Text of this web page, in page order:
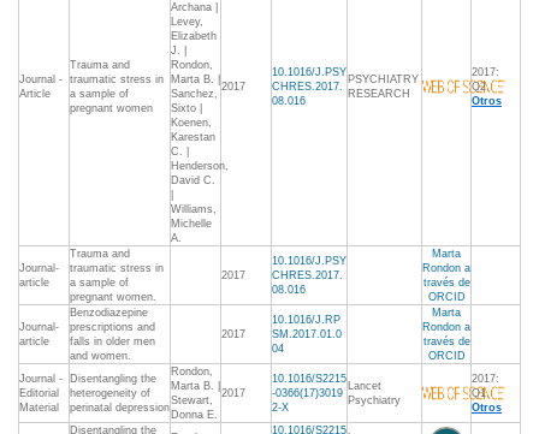
Journal -
Article
Trauma and
traumatic stress in
a sample of
pregnant women
Archana |
Levey,
Elizabeth
J. |
Rondon,
Marta B. |
Sanchez,
Sixto |
Koenen,
Karestan
C. |
Henderson,
David C.
Williams,
Michelle
A.
2017
10.1016/J.PSY
CHRES.2017.
08.016
PSYCHIATRY
RESEARCH
2017:
Q2,
Otros
Journal-
article
Trauma and
traumatic stress in
a sample of
pregnant women.
2017
10.1016/J.PSY
CHRES.2017.
08.016
Marta
Rondon a
través de
ORCID
Journal-
article
Benzodiazepine
prescriptions and
falls in older men
and women.
2017
10.1016/J.RP
SM.2017.01.0
04
Marta
Rondon a
través de
ORCID
Journal -
Editorial
Material
Disentangling the
heterogeneity of
perinatal depression
Rondon,
Marta B. |
Stewart,
Donna E.
2017
10.1016/S2215
-0366(17)3019
2-X
Lancet
Psychiatry
2017:
Q1,
Otros
Disentangling the
10.1016/S2215